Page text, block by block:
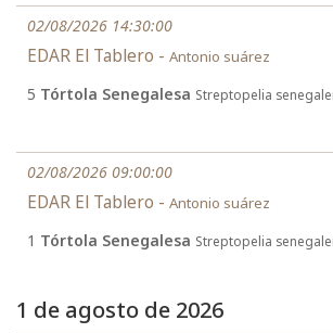
02/08/2026 14:30:00
EDAR El Tablero - Antonio suárez
5 Tórtola Senegalesa Streptopelia
02/08/2026 09:00:00
EDAR El Tablero - Antonio suárez
1 Tórtola Senegalesa Streptopelia
1 de agosto de 2026